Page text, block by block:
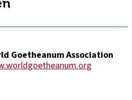
Goetheanum Association